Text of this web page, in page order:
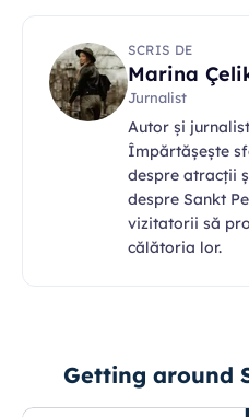
SCRIS DE
Marina
Jurnalist
Autor și
Împărtășește
despre atracții
despre Sankt
vizitatorii să
călătoria lor.
Getting around